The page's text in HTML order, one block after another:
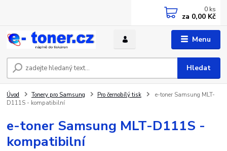
Menu
Hledat
0 ks
za 0,00 Kč
Úvod Tonery pro Samsung Pro černobílý tisk
e-toner Samsung MLT-
D111S - kompatibilní
e-toner Samsung MLT-D111S -
kompatibilní